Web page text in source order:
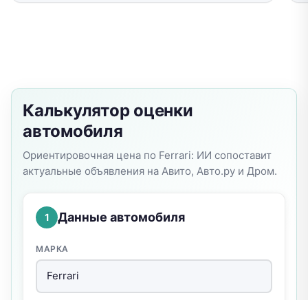
Калькулятор оценки
автомобиля
Ориентировочная цена по Ferrari: ИИ сопоставит
актуальные объявления на Авито, Авто.ру и Дром.
1 Данные автомобиля
МАРКА
Ferrari